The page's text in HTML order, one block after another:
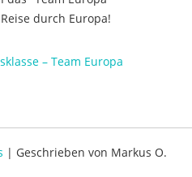
durch Europa!
– Team Europa
| Geschrieben von Markus O.